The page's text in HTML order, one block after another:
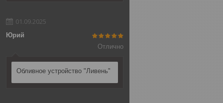
01.09.2025
Юрий
Отлично
Обливное устройство "Ливень"